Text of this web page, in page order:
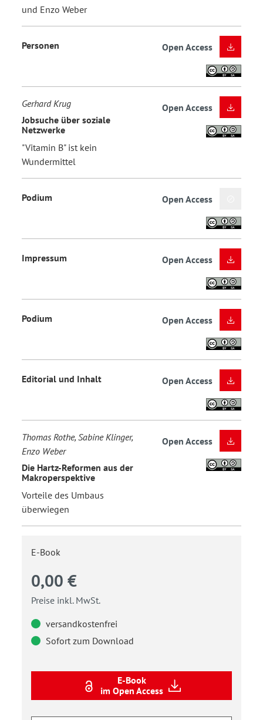
und Enzo Weber
Personen Open Access
Gerhard Krug
Jobsuche über soziale
Netzwerke
"Vitamin B" ist kein
Wundermittel
Open Access
Podium Open Access
Impressum Open Access
Podium Open Access
Editorial und Inhalt Open Access
Thomas Rothe, Sabine Klinger,
Enzo Weber
Die Hartz-Reformen aus der
Makroperspektive
Vorteile des Umbaus
überwiegen
Open Access
E-Book
0,00 €
Preise inkl. MwSt.
versandkostenfrei
Sofort zum Download
E-Book
im Open Access